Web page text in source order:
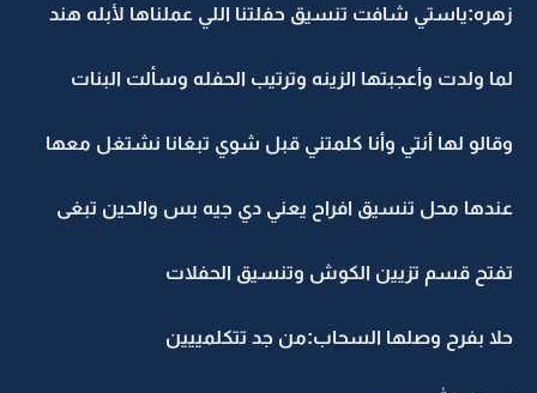
زهره:ياستي شافت تنسيق حفلتنا اللي عملناها لأبله هند
لما ولدت وأعجبتها الزينه وترتيب الحفله وسألت البنات
وقالو لها أنتي وأنا كلمتني قبل شوي تبغانا نشتغل معها
عندها محل تنسيق افراح يعني دي جيه بس والحين تبغى
تفتح قسم تزيين الكوش وتنسيق الحفلات
حلا بفرح وصلها السحاب:من جد تتكلمييين